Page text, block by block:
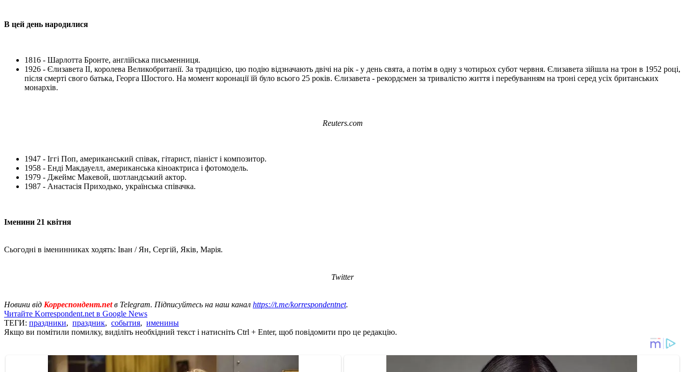
В цей день народилися
1816 - Шарлотта Бронте, англійська письменниця.
1926 - Єлизавета II, королева Великобританії. За традицією, цю подію відзначають двічі на рік - у день свята, а потім в одну з чотирьох субот червня. Єлизавета зійшла на трон в 1952 році,
після смерті свого батька, Георга Шостого. На момент коронації їй було всього 25 років. Єлизавета - рекордсмен за тривалістю життя і перебуванням на троні серед усіх британських
монархів.
Reuters.com
1947 - Іггі Поп, американський співак, гітарист, піаніст і композитор.
1958 - Енді Макдауелл, американська кіноактриса і фотомодель.
1979 - Джеймс Макевой, шотландський актор.
1987 - Анастасія Приходько, українська співачка.
Іменини 21 квітня
Сьогодні в іменинниках ходять: Іван / Ян, Сергій, Яків, Марія.
Twitter
Новини від Корреспондент.netв Telegram. Підписуйтесь на наш канал https://t.me/korrespondentnet.
Читайте Korrespondent.net в Google News
ТЕГИ: праздники, праздник, события, именины
Якщо ви помітили помилку, виділіть необхідний текст і натисніть Ctrl + Enter, щоб повідомити про це редакцію.